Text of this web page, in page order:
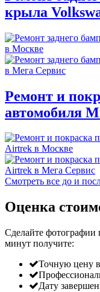
крыла
Ремонт и
автомобиля
Смотреть все до и
Оценка
Сделайте
минут получите:
Точную цену
Дату